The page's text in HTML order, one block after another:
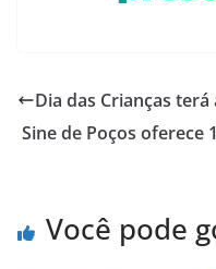
Dia das Crianças
Sine de Poços oferece
Você pode